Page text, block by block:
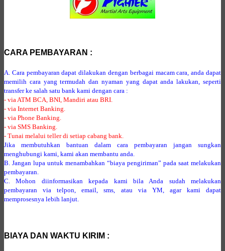
CARA PEMBAYARAN :
A. Cara pembayaran dapat dilakukan dengan berbagai macam cara, anda dapat
memilih cara yang termudah dan nyaman yang dapat anda lakukan, seperti
transfer ke salah satu bank kami dengan cara :
- via ATM BCA, BNI, Mandiri atau BRI.
- via Internet Banking.
- via Phone Banking.
- via SMS Banking.
- Tunai melalui teller di setiap cabang bank.
Jika membutuhkan bantuan dalam cara pembayaran jangan sungkan
menghubungi kami, kami akan membantu anda.
B. Jangan lupa untuk menambahkan “biaya pengiriman” pada saat melakukan
pembayaran.
C. Mohon diinformasikan kepada kami bila Anda sudah melakukan
pembayaran via telpon, email, sms, atau via YM, agar kami dapat
memprosesnya lebih lanjut.
BIAYA DAN WAKTU KIRIM :